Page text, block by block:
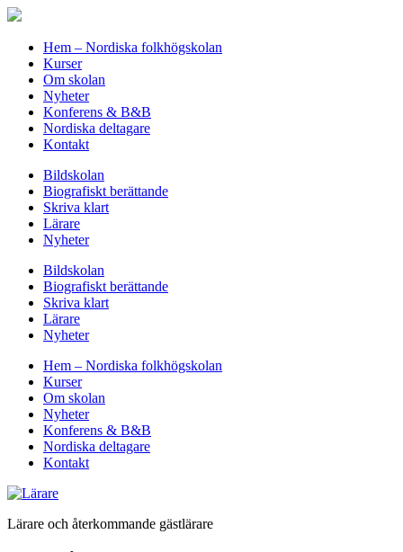
Hem – Nordiska folkhögskolan
Kurser
Om skolan
Nyheter
Konferens & B&B
Nordiska deltagare
Kontakt
Bildskolan
Biografiskt berättande
Skriva klart
Lärare
Nyheter
Bildskolan
Biografiskt berättande
Skriva klart
Lärare
Nyheter
Hem – Nordiska folkhögskolan
Kurser
Om skolan
Nyheter
Konferens & B&B
Nordiska deltagare
Kontakt
Lärare och återkommande gästlärare